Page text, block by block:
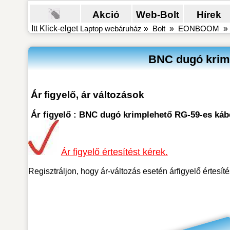
Akció Web-Bolt Hírek
Itt Klick-elget Laptop webáruház » Bolt» EONBOOM »
BNC dugó
Ár figyelő, ár változások
Ár figyelő : BNC dugó krimplehető RG-59-es
Ár figyelő értesítést kérek.
Regisztráljon, hogy ár-változás esetén árfigyelő